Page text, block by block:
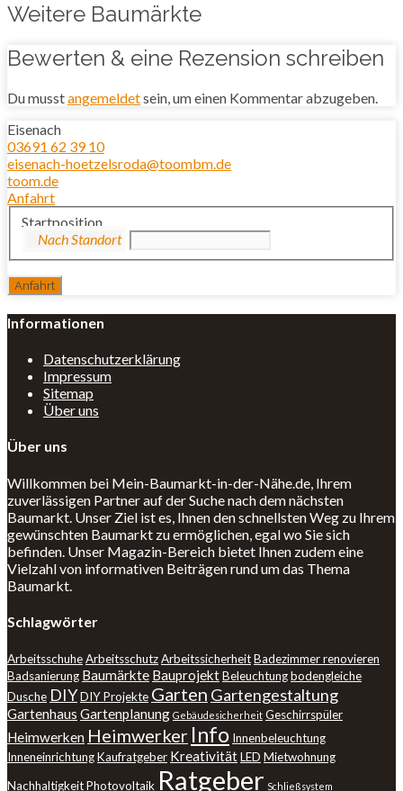
Weitere Baumärkte
Bewerten & eine Rezension schreiben
Du musstangemeldetsein, um einen Kommentar abzugeben.
Eisenach
03691 62 39 10
eisenach-hoetzelsroda@toombm.de
toom.de
Anfahrt
Startposition
Informationen
Datenschutzerklärung
Impressum
Sitemap
Über uns
Über uns
Willkommen bei Mein-Baumarkt-in-der-Nähe.de, Ihrem
zuverlässigen Partner auf der Suche nach dem nächsten
Baumarkt. Unser Ziel ist es, Ihnen den schnellsten Weg zu Ihrem
gewünschten Baumarkt zu ermöglichen, egal wo Sie sich
befinden. Unser Magazin-Bereich bietet Ihnen zudem eine
Vielzahl von informativen Beiträgen rund um das Thema
Baumarkt.
Schlagwörter
ArbeitsschuheArbeitsschutzArbeitssicherheitBadezimmer renovieren
Badsanierung Baumärkte BauprojektBeleuchtungbodengleiche
Dusche DIYDIY Projekte Garten Gartengestaltung
Gartenhaus Gartenplanung Gebäudesicherheit Geschirrspüler
Heimwerken Heimwerker Info Innenbeleuchtung
InneneinrichtungKaufratgeber KreativitätLED Mietwohnung
NachhaltigkeitPhotovoltaik Ratgeber Schließsystem